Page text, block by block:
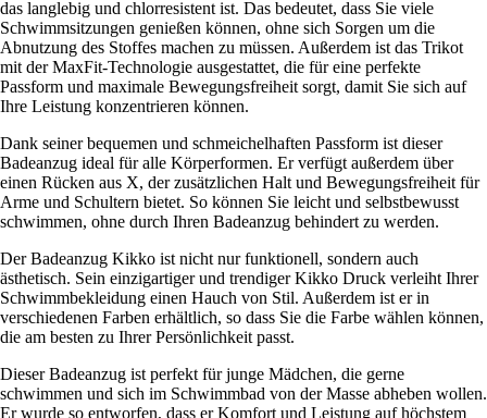
das langlebig und chlorresistent ist. Das bedeutet, dass Sie viele
Schwimmsitzungen genießen können, ohne sich Sorgen um die
Abnutzung des Stoffes machen zu müssen. Außerdem ist das Trikot
mit der MaxFit-Technologie ausgestattet, die für eine perfekte
Passform und maximale Bewegungsfreiheit sorgt, damit Sie sich auf
Ihre Leistung konzentrieren können.
Dank seiner bequemen und schmeichelhaften Passform ist dieser
Badeanzug ideal für alle Körperformen. Er verfügt außerdem über
einen Rücken aus X, der zusätzlichen Halt und Bewegungsfreiheit für
Arme und Schultern bietet. So können Sie leicht und selbstbewusst
schwimmen, ohne durch Ihren Badeanzug behindert zu werden.
Der Badeanzug Kikko ist nicht nur funktionell, sondern auch
ästhetisch. Sein einzigartiger und trendiger Kikko Druck verleiht Ihrer
Schwimmbekleidung einen Hauch von Stil. Außerdem ist er in
verschiedenen Farben erhältlich, so dass Sie die Farbe wählen können,
die am besten zu Ihrer Persönlichkeit passt.
Dieser Badeanzug ist perfekt für junge Mädchen, die gerne
schwimmen und sich im Schwimmbad von der Masse abheben wollen.
Er wurde so entworfen, dass er Komfort und Leistung auf höchstem